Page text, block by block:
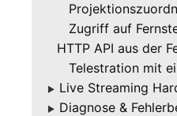
Zugriff auf
HTTP API aus der
Telestration mit
▶ Live Streaming
▶ Diagnose &